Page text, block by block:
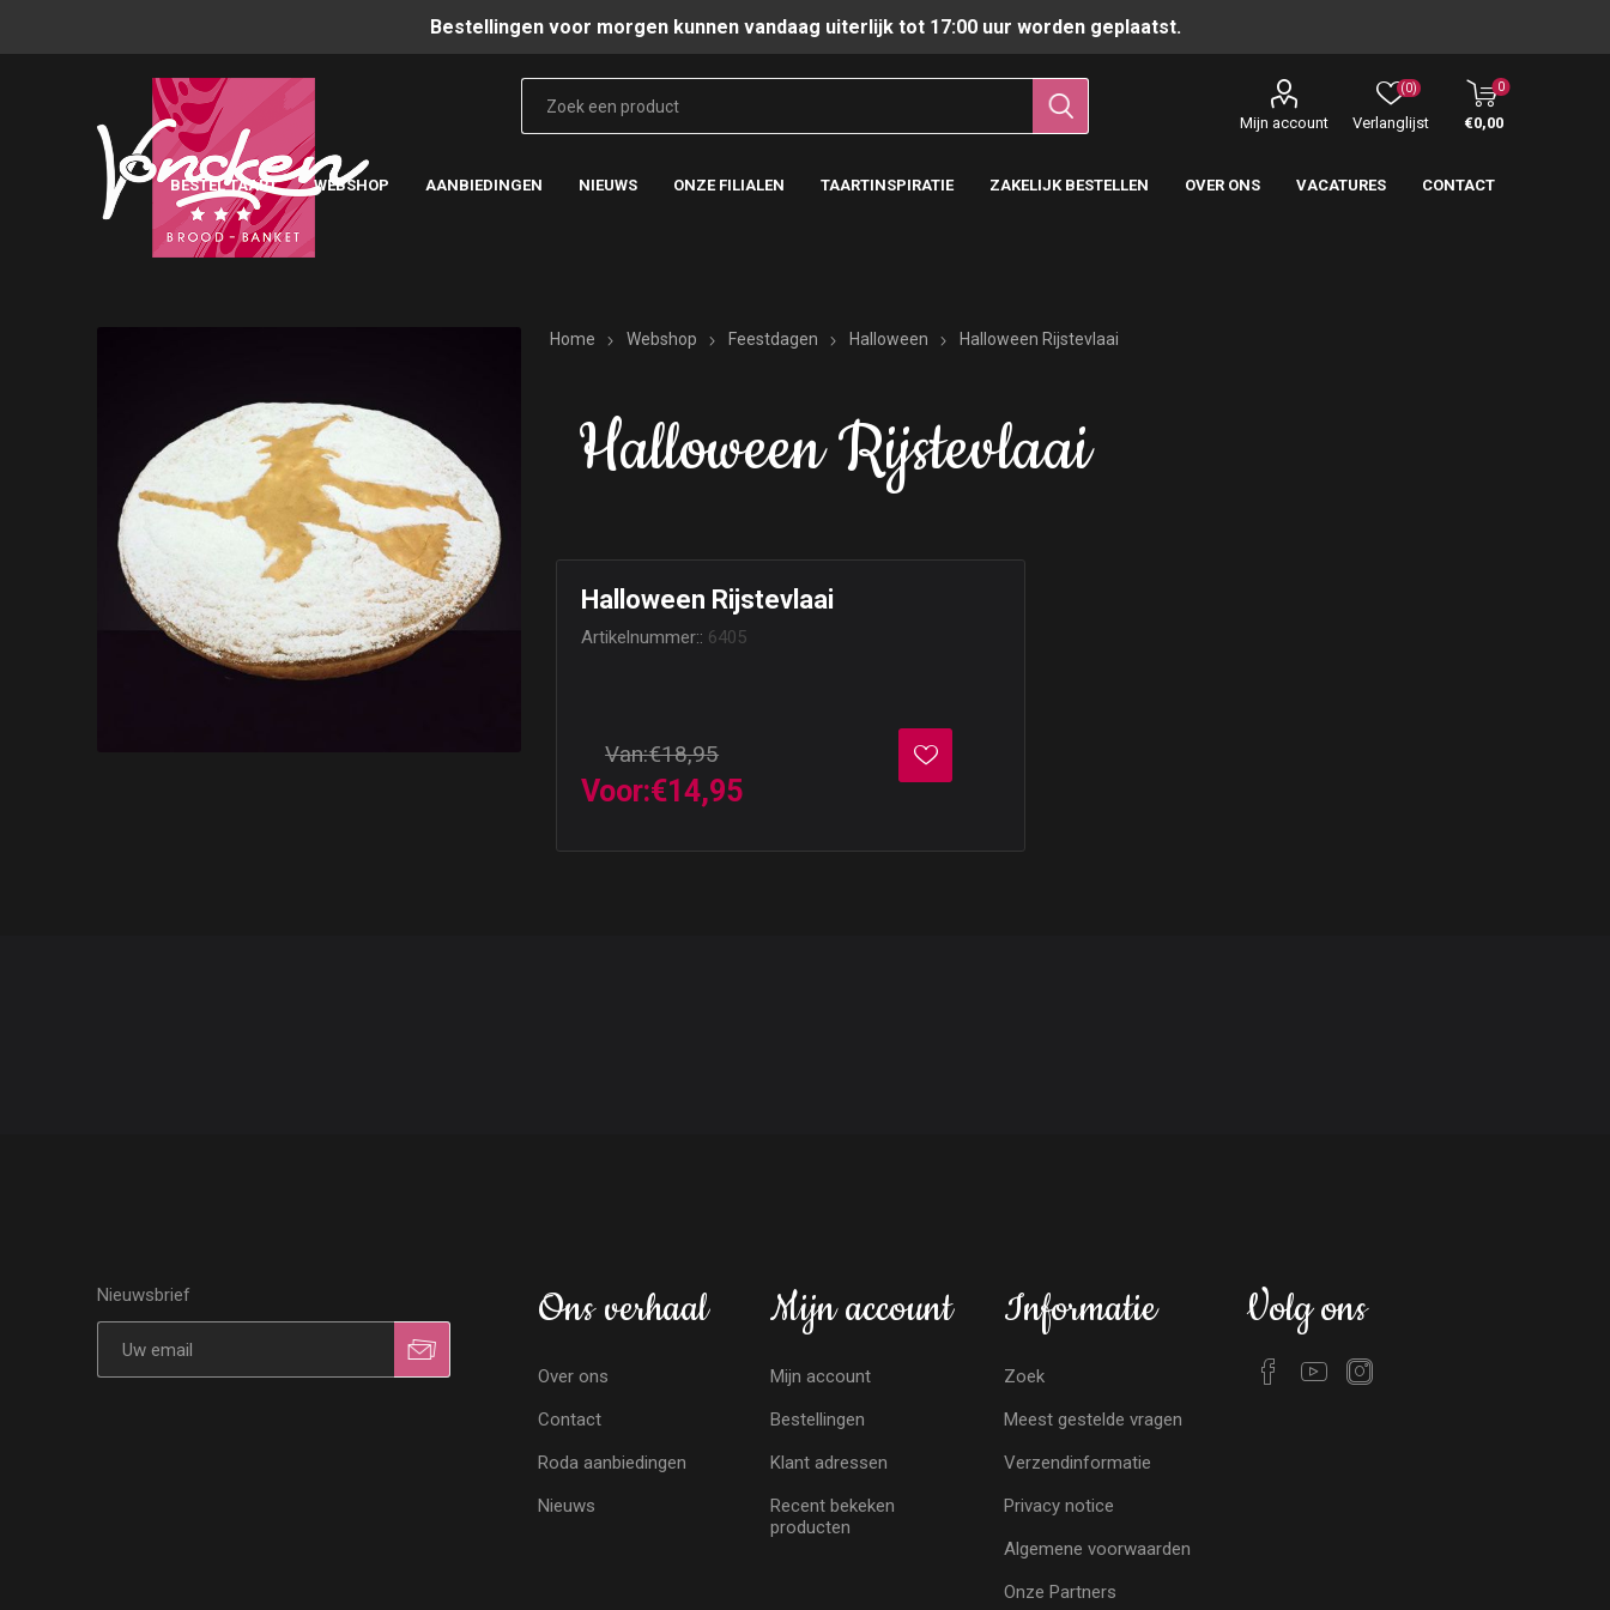
Bestellingen voor morgen kunnen vandaag uiterlijk tot 17:00 uur worden geplaatst.
Mijn account Verlanglijst
(0) 0
€0,00
BESTEL TAART WEBSHOP AANBIEDINGEN NIEUWS ONZE FILIALEN TAARTINSPIRATIE ZAKELIJK BESTELLEN OVER ONS VACATURES CONTACT
Home Webshop Feestdagen Halloween Halloween Rijstevlaai
Halloween Rijstevlaai
Halloween Rijstevlaai
Artikelnummer:: 6405
Van:€18,95
Voor:€14,95
Nieuwsbrief Ons verhaal
Over ons
Contact
Roda aanbiedingen
Nieuws
Mijn account
Mijn account
Bestellingen
Klant adressen
Recent bekeken
producten
Informatie
Zoek
Meest gestelde vragen
Verzendinformatie
Privacy notice
Algemene voorwaarden
Onze Partners
Volg ons